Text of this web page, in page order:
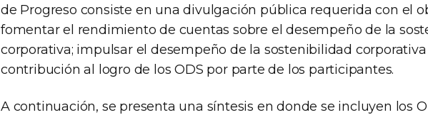
de Progreso consiste en una divulgación pública requerida con el
fomentar el rendimiento de cuentas sobre el desempeño de la
corporativa; impulsar el desempeño de la sostenibilidad
contribución al logro de los ODS por parte de los participantes.
A continuación, se presenta una síntesis en donde se incluyen los